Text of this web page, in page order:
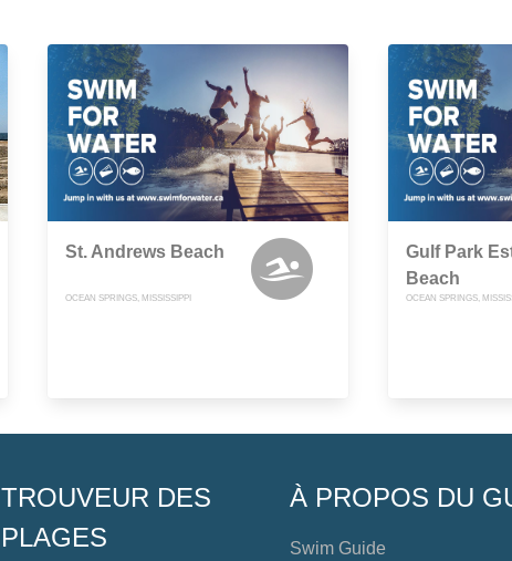
St. Andrews Beach
OCEAN SPRINGS, MISSISSIPPI
Gulf Park
Beach
OCEAN SPRINGS,
TROUVEUR DES
PLAGES
À PROPOS DU
Swim Guide